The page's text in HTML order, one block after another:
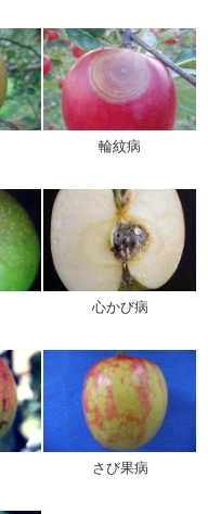
輪紋病
心かび病
さび果病